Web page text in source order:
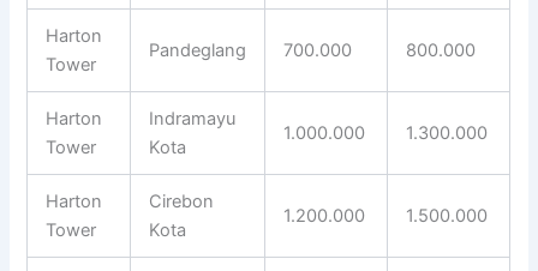
Harton
Tower
Pandeglang 700.000 800.000
Harton
Tower
Indramayu
Kota
1.000.000 1.300.000
Harton
Tower
Cirebon
Kota
1.200.000 1.500.000